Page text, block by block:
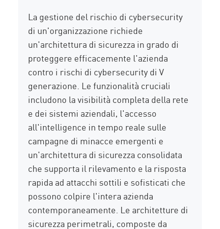
La gestione del rischio di cybersecurity
di un'organizzazione richiede
un'architettura di sicurezza in grado di
proteggere efficacemente l'azienda
contro i rischi di cybersecurity di V
generazione. Le funzionalità cruciali
includono la visibilità completa della rete
e dei sistemi aziendali, l'accesso
all'intelligence in tempo reale sulle
campagne di minacce emergenti e
un'architettura di sicurezza consolidata
che supporta il rilevamento e la risposta
rapida ad attacchi sottili e sofisticati che
possono colpire l'intera azienda
contemporaneamente. Le architetture di
sicurezza perimetrali, composte da